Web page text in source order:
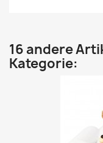
16 andere
Kategorie: